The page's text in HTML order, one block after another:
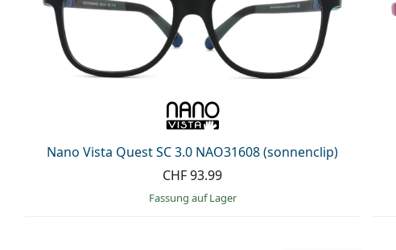
Nano Vista Quest SC 3.0 NAO31608 (sonnenclip)
CHF 93.99
Fassung auf Lager